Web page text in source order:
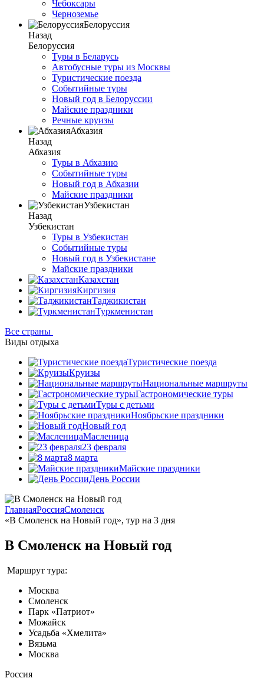
Чебоксары
Черноземье
Белоруссия
Назад
Белоруссия
Туры в Беларусь
Автобусные туры из Москвы
Туристические поезда
Событийные туры
Новый год в Белоруссии
Майские праздники
Речные круизы
Абхазия
Назад
Абхазия
Туры в Абхазию
Событийные туры
Новый год в Абхазии
Майские праздники
Узбекистан
Назад
Узбекистан
Туры в Узбекистан
Событийные туры
Новый год в Узбекистане
Майские праздники
Казахстан
Киргизия
Таджикистан
Туркменистан
Все страны
Виды отдыха
Туристические поезда
Круизы
Национальные маршруты
Гастрономические туры
Туры с детьми
Ноябрьские праздники
Новый год
Масленица
23 февраля
8 марта
Майские праздники
День России
ГлавнаяРоссияСмоленск
«В Смоленск на Новый год», тур на 3 дня
В Смоленск на Новый год
Маршрут тура:
Москва
Смоленск
Парк «Патриот»
Можайск
Усадьба «Хмелита»
Вязьма
Москва
Россия